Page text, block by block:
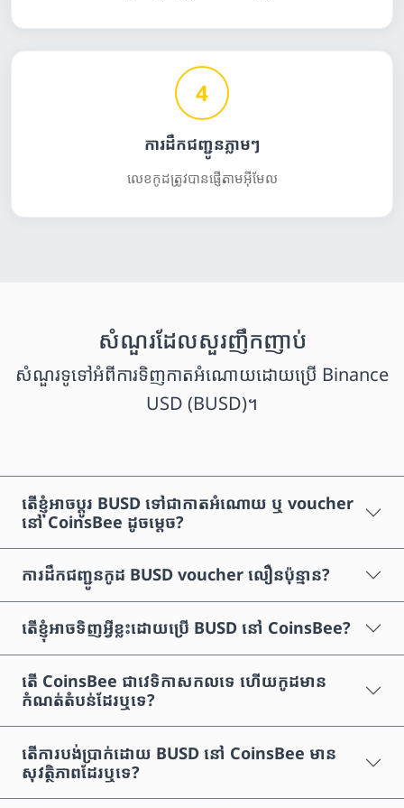
4
ការដឹកជញ្ជូនភ្លាមៗ
លេខកូដត្រូវបានផ្ញើតាមអ៊ីមែល
សំណួរដែលសួរញឹកញាប់
សំណួរទូទៅអំពីការទិញកាតអំណោយដោយប្រើ Binance
USD (BUSD)។
តើខ្ញុំអាចប្តូរ BUSD ទៅជាកាតអំណោយ ឬ voucher
នៅ CoinsBee ដូចម្តេច?
ការដឹកជញ្ជូនកូដ BUSD voucher លឿនប៉ុន្មាន?
តើខ្ញុំអាចទិញអ្វីខ្លះដោយប្រើ BUSD នៅ CoinsBee?
តើ CoinsBee ជាវេទិកាសកលទេ ហើយកូដមាន
កំណត់តំបន់ដែរឬទេ?
តើការបង់ប្រាក់ដោយ BUSD នៅ CoinsBee មាន
សុវត្ថិភាពដែរឬទេ?